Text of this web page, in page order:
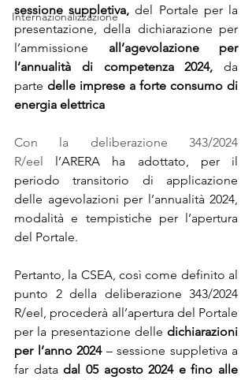
Internazionalizzazione
sessione suppletiva, del Portale per la
presentazione, della dichiarazione per
l’ammissione all’agevolazione per
l’annualità di competenza 2024, da
parte delle imprese a forte consumo di
energia elettrica
Con la deliberazione 343/2024
R/eel
l’ARERA ha adottato, per il
periodo transitorio di applicazione
delle agevolazioni per l’annualità 2024,
modalità e tempistiche per l’apertura
del Portale.
Pertanto, la CSEA, così come definito al
punto 2 della deliberazione 343/2024
R/eel, procederà all’apertura del Portale
per la presentazione delle dichiarazioni
per l’anno 2024 – sessione suppletiva a
far data dal 05 agosto 2024 e fino alle